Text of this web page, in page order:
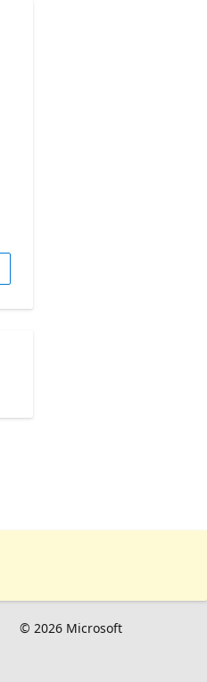
© 2026 Microsoft